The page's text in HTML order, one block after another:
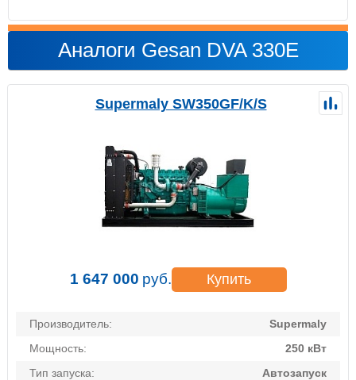
Аналоги Gesan DVA 330E
Supermaly SW350GF/K/S
1 647 000 руб. Купить
Производитель:
Supermaly
Мощность:
250 кВт
Тип запуска:
Автозапуск